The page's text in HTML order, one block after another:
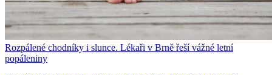
Rozpálené chodníky i slunce. Lékaři v Brně řeší vážné letní
popáleniny